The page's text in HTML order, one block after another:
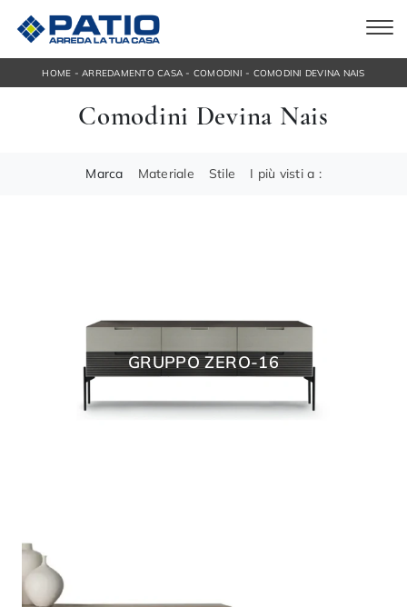
HOME -ARREDAMENTO CASA - COMODINI - COMODINI DEVINA NAIS
Comodini Devina Nais
Marca Materiale Stile I più visti a :
GRUPPO ZERO-16